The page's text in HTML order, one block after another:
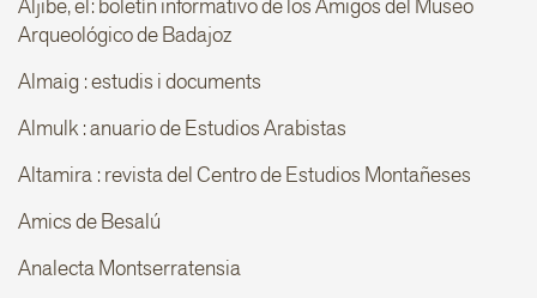
Arqueológico de Badajoz
Almaig : estudis i documents
Almulk : anuario de Estudios Arabistas
Altamira : revista del Centro de Estudios Montañeses
Amics de Besalú
Analecta Montserratensia